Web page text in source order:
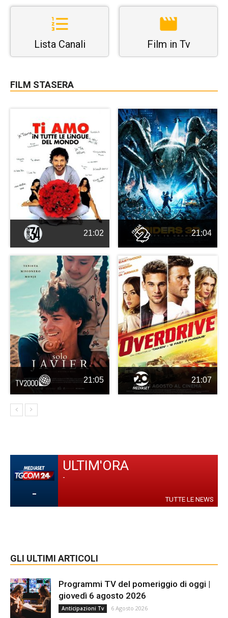
Lista Canali Film in Tv
FILM STASERA
21:02 21:04
21:05 21:07
-
ULTIM'ORA
-
TUTTE LE NEWS
GLI ULTIMI ARTICOLI
Programmi TV del pomeriggio di oggi |
giovedì 6 agosto 2026
Anticipazioni Tv 6 Agosto 2026